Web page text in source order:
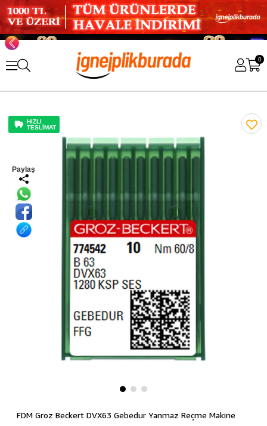
0
HIZLI
TESLİMAT
Paylaş
FDM Groz Beckert DVX63 Gebedur Yanmaz Reçme Makine